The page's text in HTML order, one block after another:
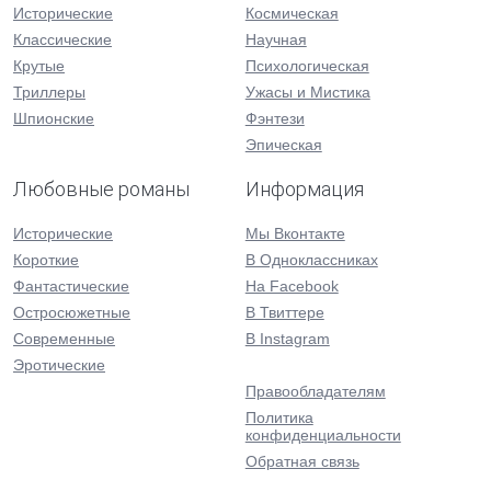
Исторические
Классические
Крутые
Триллеры
Шпионские
Космическая
Научная
Психологическая
Ужасы и Мистика
Фэнтези
Эпическая
Любовные романы
Исторические
Короткие
Фантастические
Остросюжетные
Современные
Эротические
Информация
Мы Вконтакте
В Одноклассниках
На Facebook
В Твиттере
В Instagram
Правообладателям
Политика
конфиденциальности
Обратная связь